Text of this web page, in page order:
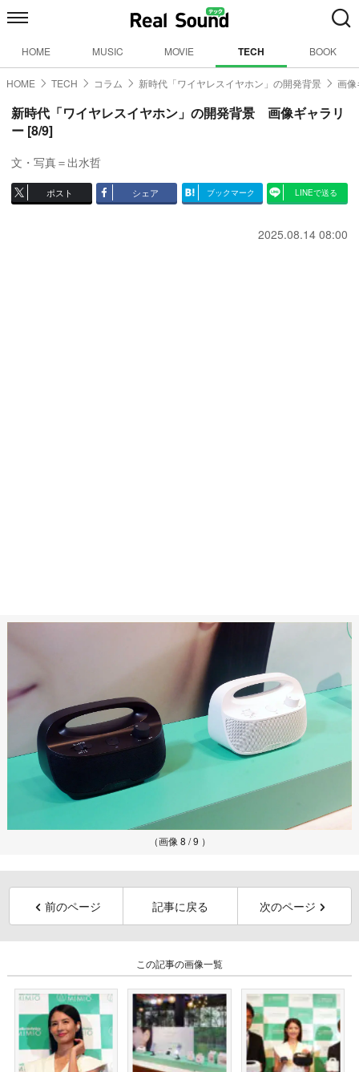
HOME MUSIC MOVIE TECH BOOK
HOME TECH コラム 新時代「ワイヤレスイヤホン」の開発背景 画
新時代「ワイヤレスイヤホン」の開発背景 画像ギャラリ
ー [8/9]
文・写真＝出水哲
ポスト シェア ブックマーク LINEで送る
2025.08.14 08:00
（画像 8 / 9 ）
前のページ 記事に戻る 次のページ
この記事の画像一覧